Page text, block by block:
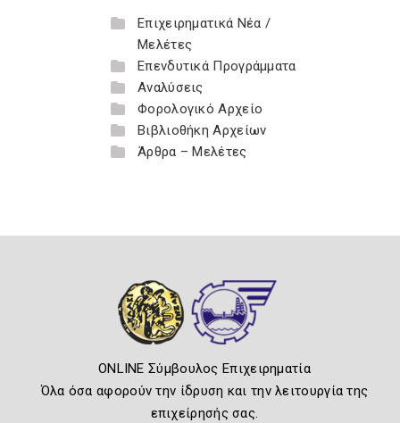
Επιχειρηματικά Νέα /
Μελέτες
Επενδυτικά Προγράμματα
Αναλύσεις
Φορολογικό Αρχείο
Βιβλιοθήκη Αρχείων
Άρθρα – Μελέτες
ONLINE Σύμβουλος Επιχειρηματία
Όλα όσα αφορούν την ίδρυση και την λειτουργία της
επιχείρησής σας.